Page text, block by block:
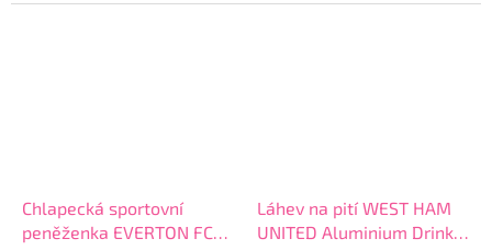
Chlapecká sportovní
peněženka EVERTON FC
Láhev na pití WEST HAM
UNITED Aluminium Drinks